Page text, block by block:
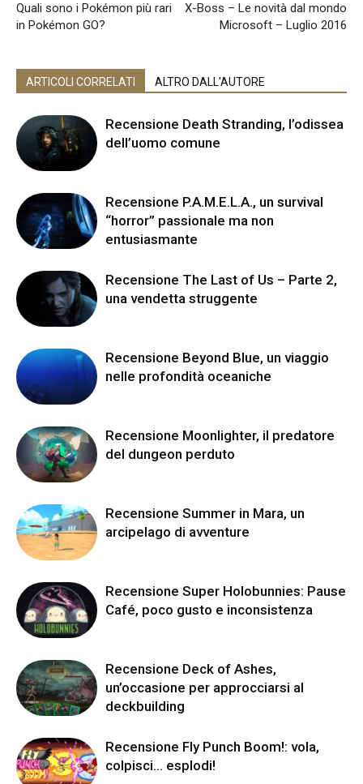
Quali sono i Pokémon più rari
in Pokémon GO?
X-Boss – Le novità dal mondo
Microsoft – Luglio 2016
ARTICOLI CORRELATI ALTRO DALL'AUTORE
Recensione Death Stranding, l’odissea
dell’uomo comune
Recensione P.A.M.E.L.A., un survival
“horror” passionale ma non
entusiasmante
Recensione The Last of Us – Parte 2,
una vendetta struggente
Recensione Beyond Blue, un viaggio
nelle profondità oceaniche
Recensione Moonlighter, il predatore
del dungeon perduto
Recensione Summer in Mara, un
arcipelago di avventure
Recensione Super Holobunnies: Pause
Café, poco gusto e inconsistenza
Recensione Deck of Ashes,
un’occasione per approcciarsi al
deckbuilding
Recensione Fly Punch Boom!: vola,
colpisci… esplodi!